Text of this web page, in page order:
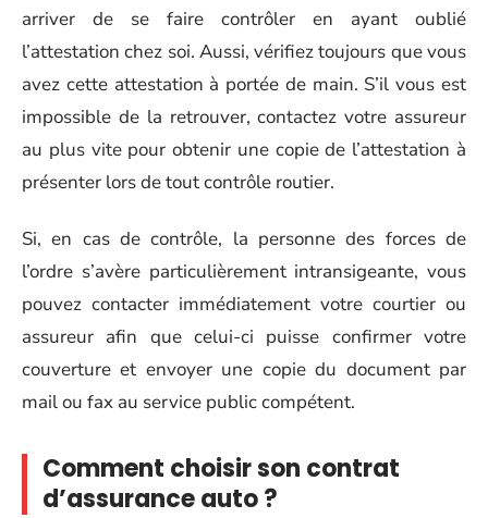
arriver de se faire contrôler en ayant oublié
l’attestation chez soi. Aussi, vérifiez toujours que vous
avez cette attestation à portée de main. S’il vous est
impossible de la retrouver, contactez votre assureur
au plus vite pour obtenir une copie de l’attestation à
présenter lors de tout contrôle routier.
Si, en cas de contrôle, la personne des forces de
l’ordre s’avère particulièrement intransigeante, vous
pouvez contacter immédiatement votre courtier ou
assureur afin que celui-ci puisse confirmer votre
couverture et envoyer une copie du document par
mail ou fax au service public compétent.
Comment choisir son contrat
d’assurance auto ?